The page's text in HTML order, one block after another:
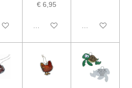
€ 6,95
In winkelwagen In winkelwagen